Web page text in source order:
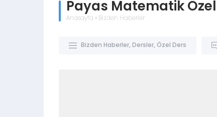
Payas Matematik
Anasayfa » Bizden Haberler
Bizden Haberler, Dersler, Özel Ders